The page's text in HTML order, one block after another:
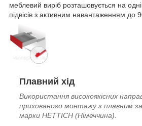
меблевий виріб розташовується на
підвісів з активним навантаженням до
Плавний хід
Використання високоякісних
прихованого монтажу з плавним
марки HETTICH (Німеччина).